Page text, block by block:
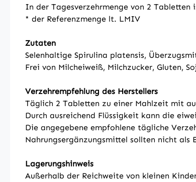
In der Tagesverzehrmenge von 2 Tabletten
* der Referenzmenge lt. LMIV
Zutaten
Selenhaltige Spirulina platensis,
Frei von Milcheiweiß, Milchzucker, Gluten,
Verzehrempfehlung des Herstellers
Täglich 2 Tabletten zu einer Mahlzeit mit
Durch ausreichend Flüssigkeit kann die
Die angegebene empfohlene tägliche
Nahrungsergänzungsmittel sollten nicht als
Lagerungshinweis
Außerhalb der Reichweite von kleinen